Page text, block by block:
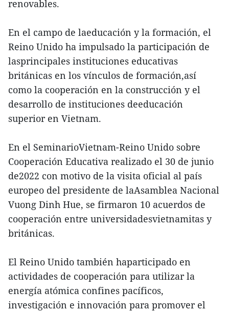
renovables.
En el campo de laeducación y la formación, el
Reino Unido ha impulsado la participación de
lasprincipales instituciones educativas
británicas en los vínculos de formación,así
como la cooperación en la construcción y el
desarrollo de instituciones deeducación
superior en Vietnam.
En el SeminarioVietnam-Reino Unido sobre
Cooperación Educativa realizado el 30 de junio
de2022 con motivo de la visita oficial al país
europeo del presidente de laAsamblea Nacional
Vuong Dinh Hue, se firmaron 10 acuerdos de
cooperación entre universidadesvietnamitas y
británicas.
El Reino Unido también haparticipado en
actividades de cooperación para utilizar la
energía atómica confines pacíficos,
investigación e innovación para promover el